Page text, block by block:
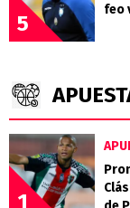
5
feo
1